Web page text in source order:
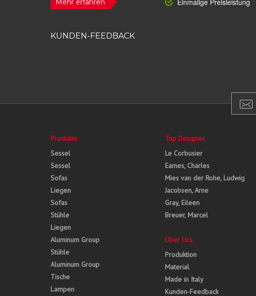
Mehr erfahren
Einmalige Preisleistung
KUNDEN-FEEDBACK
Produkte
Sessel
Sessel
Sofas
Liegen
Sofas
Stühle
Liegen
Aluminum Group
Stühle
Aluminum Group
Tische
Lampen
Top Designer
Le Corbusier
Eames, Charles
Mies van der Rohe, Ludwig
Jacobsen, Arne
Gray, Eileen
Breuer, Marcel
Über Uns
Produktion
Material
Made in Italy
Kunden-Feedback